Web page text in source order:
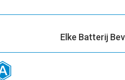
Elke Batterij